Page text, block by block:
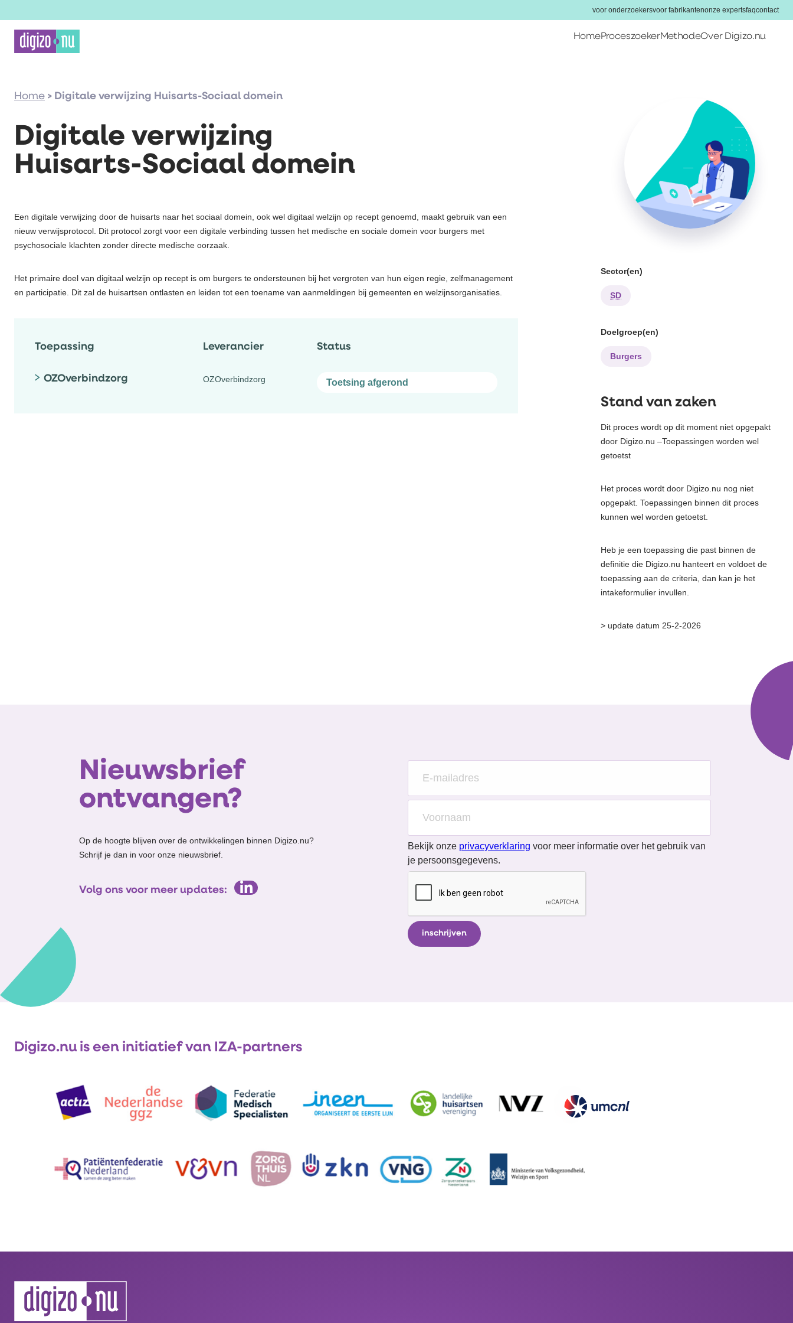
voor onderzoekersvoor fabrikantenonze expertsfaqcontact
HomeProceszoekerMethodeOver Digizo.nu
Methode
Over Digizo.nu
Voor onderzoekers
Voor fabrikanten
Onze experts
Home > Digitale verwijzing Huisarts-Sociaal domein
Digitale verwijzing
Huisarts-Sociaal domein
Een digitale verwijzing door de huisarts naar het sociaal domein, ook wel digitaal welzijn op recept genoemd, maakt gebruik van een
nieuw verwijsprotocol. Dit protocol zorgt voor een digitale verbinding tussen het medische en sociale domein voor burgers met
psychosociale klachten zonder directe medische oorzaak.
Het primaire doel van digitaal welzijn op recept is om burgers te ondersteunen bij het vergroten van hun eigen regie, zelfmanagement
en participatie. Dit zal de huisartsen ontlasten en leiden tot een toename van aanmeldingen bij gemeenten en welzijnsorganisaties.
Toepassing Leverancier Status
OZOverbindzorg OZOverbindzorg Toetsing afgerond
Sector(en)
SD
Doelgroep(en)
Burgers
Stand van zaken
Dit proces wordt op dit moment niet opgepakt
door Digizo.nu –Toepassingen worden wel
getoetst
Het proces wordt door Digizo.nu nog niet
opgepakt. Toepassingen binnen dit proces
kunnen wel worden getoetst.
Heb je een toepassing die past binnen de
definitie die Digizo.nu hanteert en voldoet de
toepassing aan de criteria, dan kan je het
intakeformulier invullen.
> update datum 25-2-2026
Nieuwsbrief
ontvangen?
Op de hoogte blijven over de ontwikkelingen binnen Digizo.nu?
Schrijf je dan in voor onze nieuwsbrief.
Volg ons voor meer updates:
Bekijk onze privacyverklaring voor meer informatie over het gebruik van
je persoonsgegevens.
Digizo.nu is een initiatief van IZA-partners